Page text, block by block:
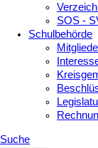
SOS -
Schulbehörde
Suche